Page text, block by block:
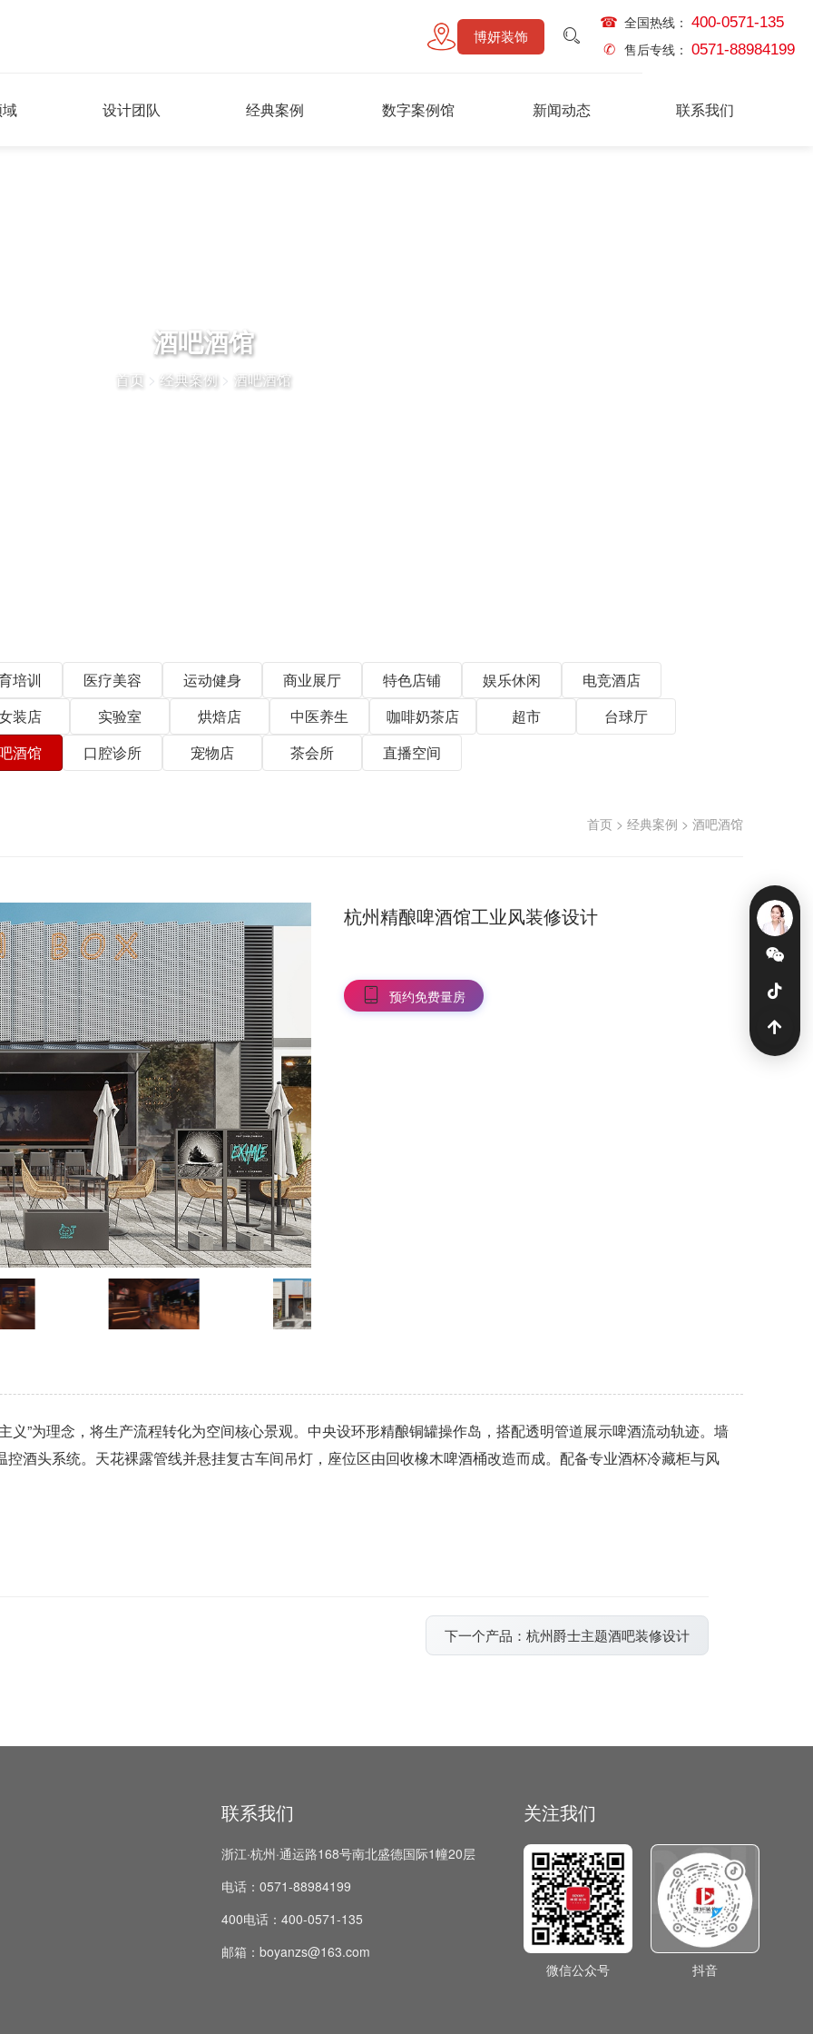
博妍装饰
☎ 全国热线： 400-0571-135
✆ 售后专线： 0571-88984199
设计团队 经典案例 数字案例馆 新闻动态 联系我们
酒吧酒馆
首页 > 经典案例> 酒吧酒馆
培训 医疗美容 运动健身 商业展厅 特色店铺 娱乐休闲
电竞酒店
装店
实验室 烘焙店 中医养生 咖啡奶茶店 超市
台球厅
酒馆
口腔诊所 宠物店 茶会所 直播空间
首页 > 经典案例 > 酒吧酒馆
杭州精酿啤酒馆工业风装修设计
预约免费量房
义”为理念，将生产流程转化为空间核心景观。中央设环形精酿铜罐操作岛，搭配透明管道展示啤酒流动轨迹。墙
酒头系统。天花裸露管线并悬挂复古车间吊灯，座位区由回收橡木啤酒桶改造而成。配备专业酒杯冷藏柜与风
下一个产品：杭州爵士主题酒吧装修设计
联系我们
浙江·杭州·通运路168号南北盛德国际1幢20层
电话：0571-88984199
400电话：400-0571-135
邮箱：boyanzs@163.com
关注我们
微信公众号 抖音